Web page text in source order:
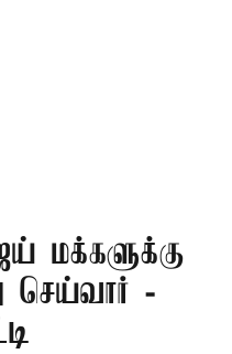
மக்களுக்கு
செய்வார் -